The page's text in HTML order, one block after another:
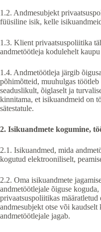
1.2. Andmesubjekt
füüsiline isik, kelle
1.3. Klient privaatsuspoliitika
andmetöötleja kodulehelt
1.4. Andmetöötleja järgib
põhimõtteid, muuhulgas
seaduslikult, õiglaselt ja
kinnitama, et isikuandmeid on
sätestatule.
2. Isikuandmete kogumine,
2.1. Isikuandmed, mida
kogutud elektrooniliselt,
2.2. Oma isikuandmete
andmetöötlejale õiguse
privaatsuspoliitikas
andmesubjekt otse või
andmetöötlejale jagab.